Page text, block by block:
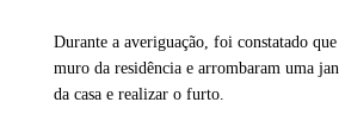
Durante a averiguação, foi constatado
muro da residência e arrombaram uma
da casa e realizar o furto.